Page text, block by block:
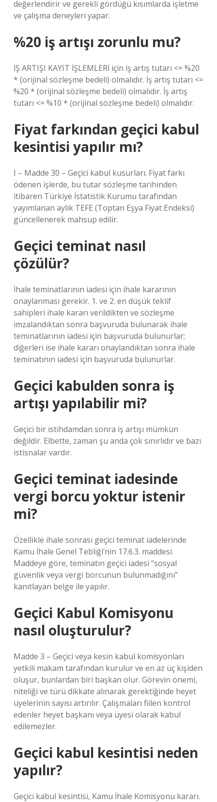
değerlendirir ve gerekli gördüğü kısımlarda işletme
ve çalışma deneyleri yapar.
%20 iş artışı zorunlu mu?
İŞ ARTIŞI KAYIT İŞLEMLERİ için iş artış tutarı <= %20
* (orijinal sözleşme bedeli) olmalıdır. İş artış tutarı <=
%20 * (orijinal sözleşme bedeli) olmalıdır. İş artış
tutarı <= %10 * (orijinal sözleşme bedeli) olmalıdır.
Fiyat farkından geçici kabul
kesintisi yapılır mı?
I – Madde 30 – Geçici kabul kusurları. Fiyat farkı
ödenen işlerde, bu tutar sözleşme tarihinden
itibaren Türkiye İstatistik Kurumu tarafından
yayımlanan aylık TEFE (Toptan Eşya Fiyat Endeksi)
güncellenerek mahsup edilir.
Geçici teminat nasıl
çözülür?
İhale teminatlarının iadesi için ihale kararının
onaylanması gerekir. 1. ve 2. en düşük teklif
sahipleri ihale kararı verildikten ve sözleşme
imzalandıktan sonra başvuruda bulunarak ihale
teminatlarının iadesi için başvuruda bulunurlar;
diğerleri ise ihale kararı onaylandıktan sonra ihale
teminatının iadesi için başvuruda bulunurlar.
Geçici kabulden sonra iş
artışı yapılabilir mi?
Geçici bir istihdamdan sonra iş artışı mümkün
değildir. Elbette, zaman şu anda çok sınırlıdır ve bazı
istisnalar vardır.
Geçici teminat iadesinde
vergi borcu yoktur istenir
mi?
Özellikle ihale sonrası geçici teminat iadelerinde
Kamu İhale Genel Tebliği’nin 17.6.3. maddesi.
Maddeye göre, teminatın geçici iadesi “sosyal
güvenlik veya vergi borcunun bulunmadığını”
kanıtlayan belge ile yapılır.
Geçici Kabul Komisyonu
nasıl oluşturulur?
Madde 3 – Geçici veya kesin kabul komisyonları
yetkili makam tarafından kurulur ve en az üç kişiden
oluşur, bunlardan biri başkan olur. Görevin önemi,
niteliği ve türü dikkate alınarak gerektiğinde heyet
üyelerinin sayısı artırılır. Çalışmaları fiilen kontrol
edenler heyet başkanı veya üyesi olarak kabul
edilemezler.
Geçici kabul kesintisi neden
yapılır?
Geçici kabul kesintisi, Kamu İhale Komisyonu kararı.